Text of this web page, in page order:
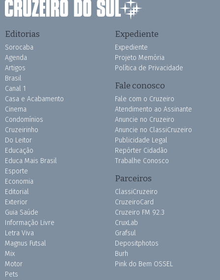
Editorias
Sorocaba
Agenda
Artigos
Brasil
Canal 1
Casa e Acabamento
Cinema
Condomínios
Cruzeirinho
Do Leitor
Educação
Educa Mais Brasil
Esporte
Economia
Editorial
Exterior
Guia Saúde
Informação Livre
Letra Viva
Magnus Futsal
Mix
Motor
Pets
Expediente
Expediente
Projeto Memória
Política de Privacidade
Fale conosco
Fale com o Cruzeiro
Atendimento ao Assinante
Anuncie no Cruzeiro
Anuncie no ClassiCruzeiro
Publicidade Legal
Repórter Cidadão
Trabalhe Conosco
Parceiros
ClassiCruzeiro
CruzeiroCard
Cruzeiro FM 92.3
CruxLab
Grafsul
Depositphotos
Burh
Pink do Bem OSSEL